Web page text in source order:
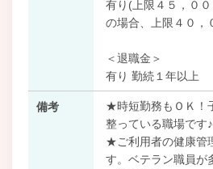
有り(上限４５，０
の場合、上限４０，
＜退職金＞
有り 勤続１年以上
備考
★時短勤務もＯＫ！
整っている職場です♪
★ご利用者の健康管
す。ベテラン職員が